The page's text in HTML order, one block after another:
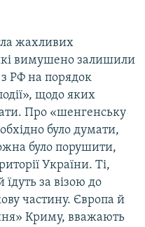
жахливих
вимушено залишили
РФ на порядок
щодо яких
Про «шенгенську
було думати,
було порушити,
України. Ті,
за візою до
частину. Європа й
Криму, вважають